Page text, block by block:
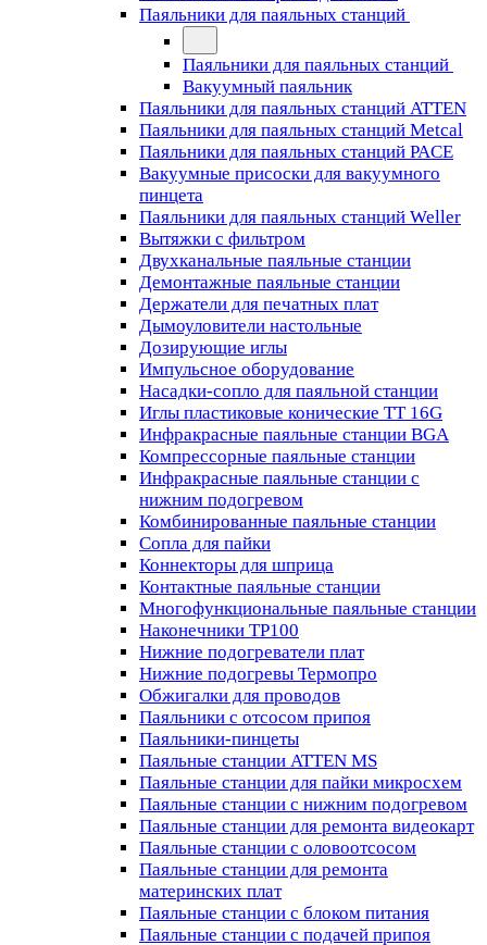
Паяльники для паяльных станций
Паяльники для паяльных станций
Вакуумный паяльник
Паяльники для паяльных станций ATTEN
Паяльники для паяльных станций Metcal
Паяльники для паяльных станций PACE
Вакуумные присоски для вакуумного
пинцета
Паяльники для паяльных станций Weller
Вытяжки с фильтром
Двухканальные паяльные станции
Демонтажные паяльные станции
Держатели для печатных плат
Дымоуловители настольные
Дозирующие иглы
Импульсное оборудование
Насадки-сопло для паяльной станции
Иглы пластиковые конические TT 16G
Инфракрасные паяльные станции BGA
Компрессорные паяльные станции
Инфракрасные паяльные станции с
нижним подогревом
Комбинированные паяльные станции
Сопла для пайки
Коннекторы для шприца
Контактные паяльные станции
Многофункциональные паяльные станции
Наконечники TP100
Нижние подогреватели плат
Нижние подогревы Термопро
Обжигалки для проводов
Паяльники с отсосом припоя
Паяльники-пинцеты
Паяльные станции ATTEN MS
Паяльные станции для пайки микросхем
Паяльные станции с нижним подогревом
Паяльные станции для ремонта видеокарт
Паяльные станции с оловоотсосом
Паяльные станции для ремонта
материнских плат
Паяльные станции с блоком питания
Паяльные станции с подачей припоя